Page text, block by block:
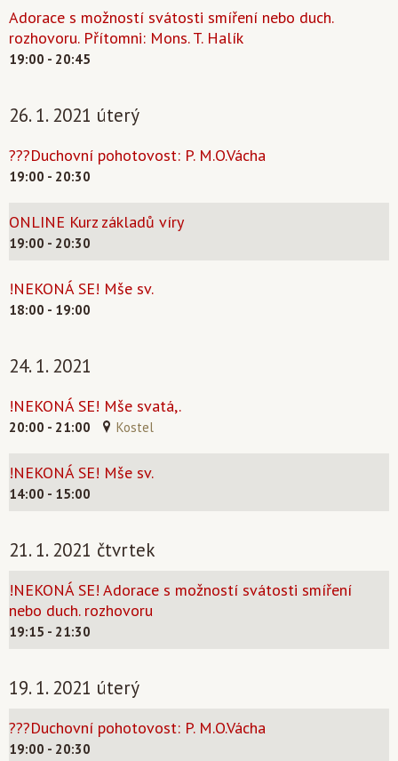
Adorace s možností svátosti smíření nebo duch.
rozhovoru. Přítomni: Mons. T. Halík
19:00 - 20:45
26. 1. 2021 úterý
???Duchovní pohotovost: P. M.O.Vácha
19:00 - 20:30
ONLINE Kurz základů víry
19:00 - 20:30
!NEKONÁ SE! Mše sv.
18:00 - 19:00
24. 1. 2021
!NEKONÁ SE! Mše svatá,.
20:00 - 21:00 Kostel
!NEKONÁ SE! Mše sv.
14:00 - 15:00
21. 1. 2021 čtvrtek
!NEKONÁ SE! Adorace s možností svátosti smíření
nebo duch. rozhovoru
19:15 - 21:30
19. 1. 2021 úterý
???Duchovní pohotovost: P. M.O.Vácha
19:00 - 20:30